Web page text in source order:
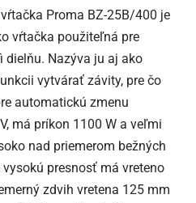
Proma BZ-25B/400 je
vŕtačka použiteľná pre
dielňu. Nazýva ju aj ako
vytvárať závity, pre čo
automatickú zmenu
má príkon 1100 W a veľmi
nad priemerom bežných
presnosť má vreteno
zdvih vretena 125 mm